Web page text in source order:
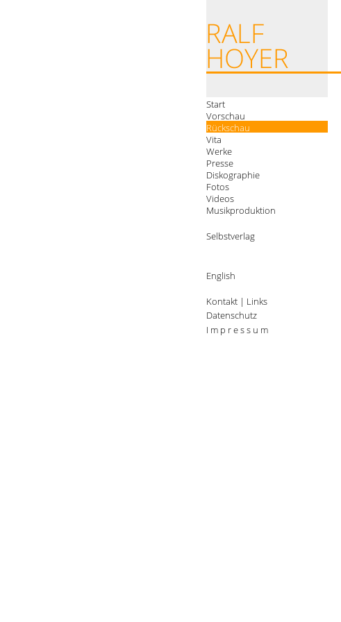
Start
Vorschau
Rückschau
Vita
Werke
Presse
Diskographie
Fotos
Videos
Musikproduktion
Selbstverlag
English
Kontakt | Links
Datenschutz
I m p r e s s u m